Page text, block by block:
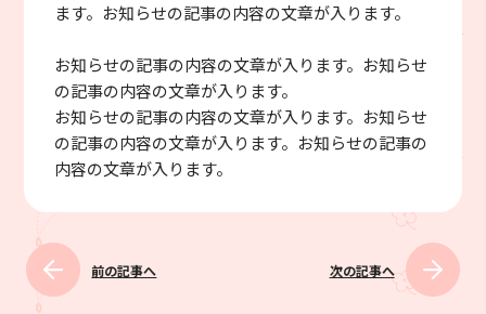
ます。お知らせの記事の内容の文章が入ります。
お知らせの記事の内容の文章が入ります。お知らせ
の記事の内容の文章が入ります。
お知らせの記事の内容の文章が入ります。お知らせ
の記事の内容の文章が入ります。お知らせの記事の
内容の文章が入ります。
前の記事へ 次の記事へ